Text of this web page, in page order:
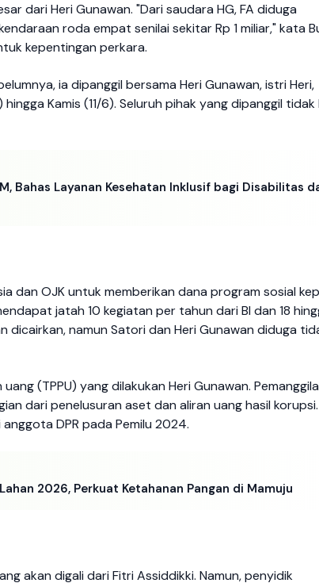
dari Heri Gunawan. "Dari saudara HG, FA diduga
roda empat senilai sekitar Rp 1 miliar," kata
kepentingan perkara.
ia dipanggil bersama Heri Gunawan, istri Heri,
Kamis (11/6). Seluruh pihak yang dipanggil
Bahas Layanan Kesehatan Inklusif bagi Disabilitas
dan OJK untuk memberikan dana program sosial
jatah 10 kegiatan per tahun dari BI dan 18
namun Satori dan Heri Gunawan diduga
(TPPU) yang dilakukan Heri Gunawan.
dari penelusuran aset dan aliran uang hasil korupsi.
DPR pada Pemilu 2024.
2026, Perkuat Ketahanan Pangan di Mamuju
akan digali dari Fitri Assiddikki. Namun, penyidik